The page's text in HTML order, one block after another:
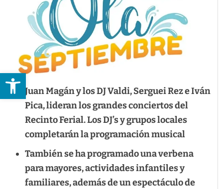
Abrir barra de herramientas
Juan Magán y los DJ Valdi, Serguei Rez e Iván
Pica, lideran los grandes conciertos del
Recinto Ferial. Los DJ’s y grupos locales
completarán la programación musical
También se ha programado una verbena
para mayores, actividades infantiles y
familiares, además de un espectáculo de